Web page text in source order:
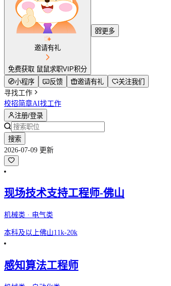
邀请有礼
免费获取 鼠鼠求职VIP积分
更多
小程序 反馈 邀请有礼
关注我们
寻找工作
校招简章AI找工作
注册/登录
搜索
2026-07-09 更新
现场技术支持工程师-佛山
机械类 · 电气类
本科及以上佛山11k-20k
感知算法工程师